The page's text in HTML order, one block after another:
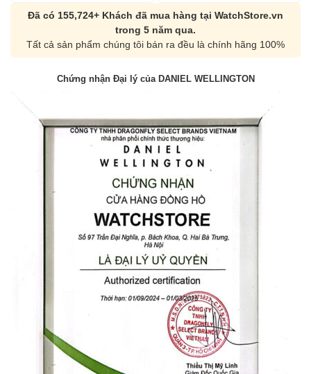
Đã có 155,724+ Khách đã mua hàng tại WatchStore.vn
trong 5 năm qua.
Tất cả sản phẩm chúng tôi bán ra đều là chính hãng 100%
Chứng nhận Đại lý của DANIEL WELLINGTON